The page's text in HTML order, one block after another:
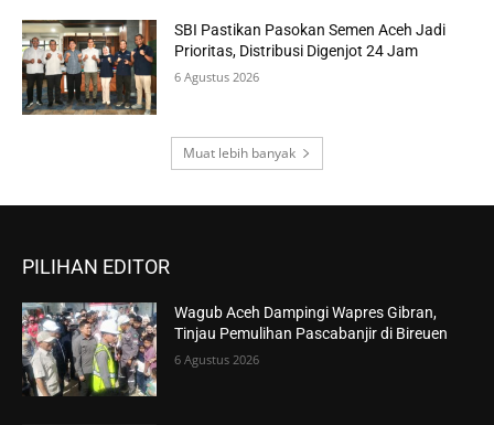
SBI Pastikan Pasokan Semen Aceh Jadi
Prioritas, Distribusi Digenjot 24 Jam
6 Agustus 2026
Muat lebih banyak
PILIHAN EDITOR
Wagub Aceh Dampingi Wapres Gibran,
Tinjau Pemulihan Pascabanjir di Bireuen
6 Agustus 2026